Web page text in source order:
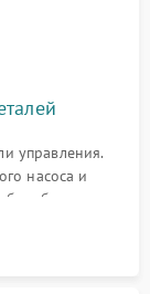
управления.
насоса и
и
разрывы.